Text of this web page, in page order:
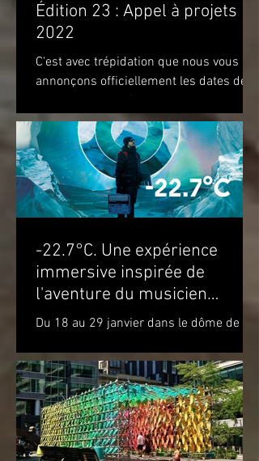
Édition 23 : Appel à projets
2022
C'est avec trépidation que nous vous
annonçons officiellement les dates de
attendons du 22 au 28 août...
-22.7°C. Une expérience
immersive inspirée de
l'aventure du musicien
Molécule dans le cercle
Du 18 au 29 janvier dans le dôme de la
technologiques [SAT] est heureuse de
présenter l’expérience...